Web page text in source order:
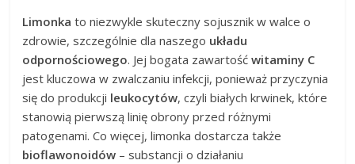
Limonka to niezwykle skuteczny sojusznik w walce o
zdrowie, szczególnie dla naszego układu
odpornościowego. Jej bogata zawartośćwitaminy C
jest kluczowa w zwalczaniu infekcji, ponieważ przyczynia
się do produkcji leukocytów, czyli białych krwinek, które
stanowią pierwszą linię obrony przed różnymi
patogenami. Co więcej, limonka dostarcza także
bioflawonoidów – substancji o działaniu